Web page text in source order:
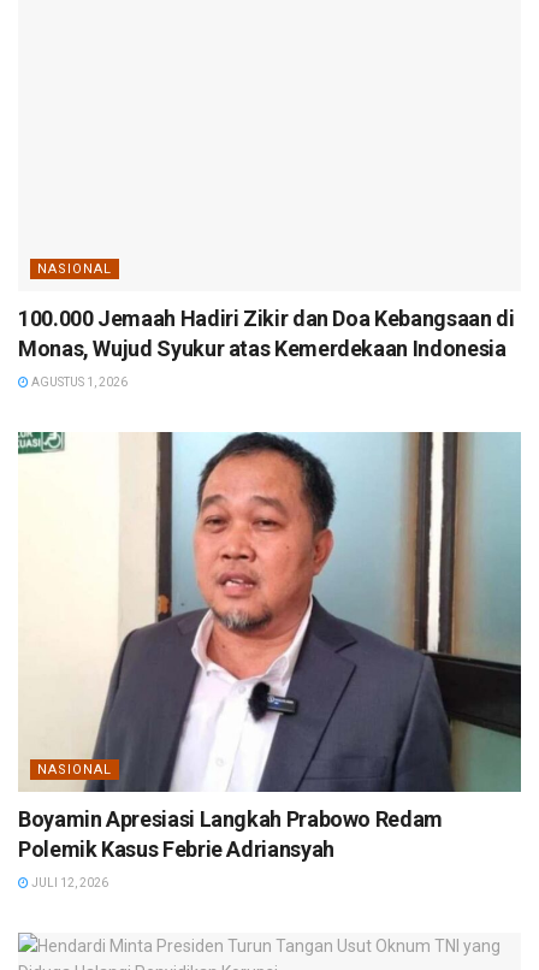
NASIONAL
100.000 Jemaah Hadiri Zikir dan Doa Kebangsaan di
Monas, Wujud Syukur atas Kemerdekaan Indonesia
AGUSTUS 1, 2026
NASIONAL
Boyamin Apresiasi Langkah Prabowo Redam
Polemik Kasus Febrie Adriansyah
JULI 12, 2026